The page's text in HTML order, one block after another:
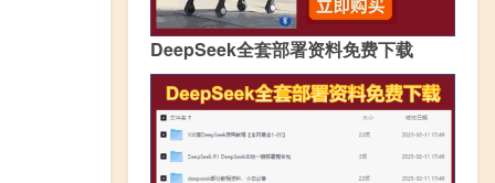
DeepSeek全套部署资料免费下载